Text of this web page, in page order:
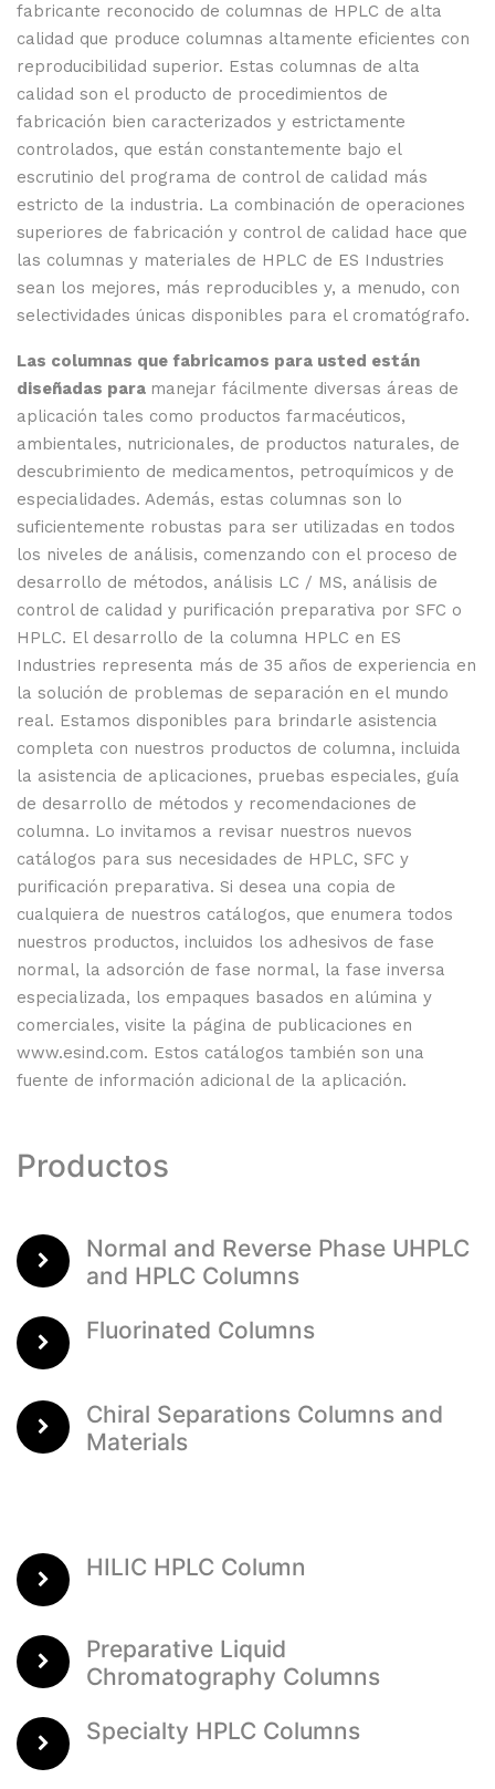
fabricante reconocido de columnas de HPLC de alta
calidad que produce columnas altamente eficientes con
reproducibilidad superior. Estas columnas de alta
calidad son el producto de procedimientos de
fabricación bien caracterizados y estrictamente
controlados, que están constantemente bajo el
escrutinio del programa de control de calidad más
estricto de la industria. La combinación de operaciones
superiores de fabricación y control de calidad hace que
las columnas y materiales de HPLC de ES Industries
sean los mejores, más reproducibles y, a menudo, con
selectividades únicas disponibles para el cromatógrafo.
Las columnas que fabricamos para usted están
diseñadas para manejar fácilmente diversas áreas de
aplicación tales como productos farmacéuticos,
ambientales, nutricionales, de productos naturales, de
descubrimiento de medicamentos, petroquímicos y de
especialidades. Además, estas columnas son lo
suficientemente robustas para ser utilizadas en todos
los niveles de análisis, comenzando con el proceso de
desarrollo de métodos, análisis LC / MS, análisis de
control de calidad y purificación preparativa por SFC o
HPLC. El desarrollo de la columna HPLC en ES
Industries representa más de 35 años de experiencia en
la solución de problemas de separación en el mundo
real. Estamos disponibles para brindarle asistencia
completa con nuestros productos de columna, incluida
la asistencia de aplicaciones, pruebas especiales, guía
de desarrollo de métodos y recomendaciones de
columna. Lo invitamos a revisar nuestros nuevos
catálogos para sus necesidades de HPLC, SFC y
purificación preparativa. Si desea una copia de
cualquiera de nuestros catálogos, que enumera todos
nuestros productos, incluidos los adhesivos de fase
normal, la adsorción de fase normal, la fase inversa
especializada, los empaques basados ​​en alúmina y
comerciales, visite la página de publicaciones en
www.esind.com. Estos catálogos también son una
fuente de información adicional de la aplicación.
Productos
Normal and Reverse Phase UHPLC
and HPLC Columns
Fluorinated Columns
Chiral Separations Columns and
Materials
HILIC HPLC Column
Preparative Liquid
Chromatography Columns
Specialty HPLC Columns